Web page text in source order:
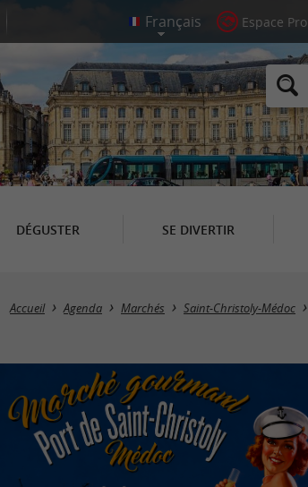
Espace Pro
DÉGUSTER SE DIVERTIR
Accueil Agenda Marchés Saint-Christoly-Médoc